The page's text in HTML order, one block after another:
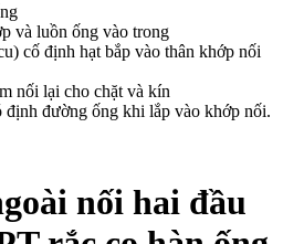
và luồn ống vào trong
cố định hạt bắp vào thân khớp nối
nối lại cho chặt và kín
định đường ống khi lắp vào khớp nối.
nối hai đầu